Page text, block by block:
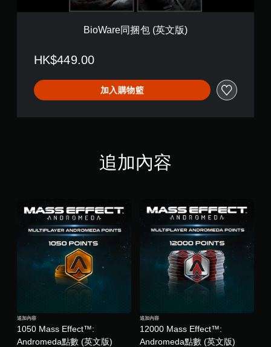
文
BioWare同捆包 (英文版)
HK$449.00
加入購物籃
追加內容
1050 Mass Effect™:
Andromeda點數 (英文版)
追加內容
12000 Mass Effect™:
Andromeda點數 (英文版)
追加內容